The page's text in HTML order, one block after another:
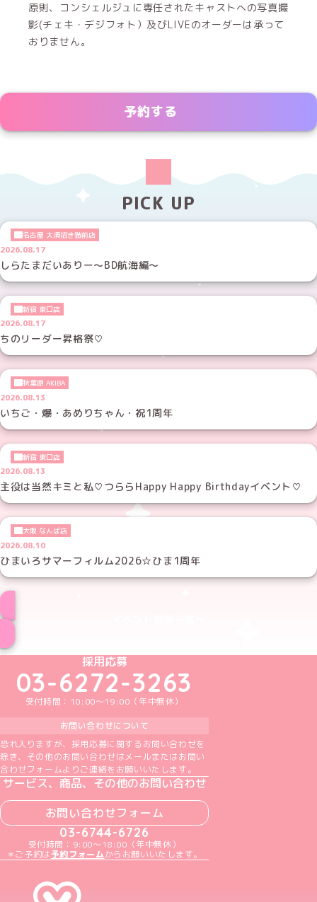
原則、コンシェルジュに専任されたキャストへの写真撮
影(チェキ・デジフォト）及びLIVEのオーダーは承って
おりません。
予約する
PICK UP
名古屋 大須招き猫前店
2026.08.17
しらたまだいありー～BD航海編～
新宿 東口店
2026.08.17
ちのリーダー昇格祭♡
秋葉原 AKIBA
2026.08.13
いちご・爆・あめりちゃん・祝1周年
新宿 東口店
2026.08.13
主役は当然キミと私♡つららHappy Happy Birthdayイベント♡
大阪 なんば店
2026.08.10
ひまいろサマーフィルム2026☆ひま1周年
めいどりーみんTikTok公式アカウント
めいどりーみんX公式アカウント
めいどりーみんInstagram公式アカウント
めいどりーみんFacebook公式アカウン
めいどりーみんYouTube公式アカ
採用応募
03-6272-3263
受付時間：10:00～19:00（年中無休）
お問い合わせについて
恐れ入りますが、採用応募に関するお問い合わせを
除き、その他のお問い合わせはメールまたはお問い
合わせフォームよりご連絡をお願いいたします。
サービス、商品、その他のお問い合わせ
お問い合わせフォーム
03-6744-6726
受付時間：9:00～18:00（年中無休）
＊ご予約は予約フォームからお願いいたします。